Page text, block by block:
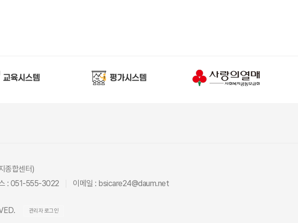
종합센터)
: 051-555-3022 이메일 : bsicare24@daum.net
관리자 로그인